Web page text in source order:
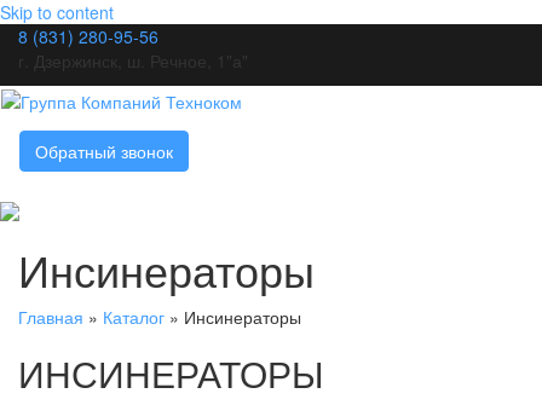
Skip to content
8 (831) 280-95-56
г. Дзержинск, ш. Речное, 1"а"
Обратный звонок
Инсинераторы
Главная » Каталог » Инсинераторы
ИНСИНЕРАТОРЫ